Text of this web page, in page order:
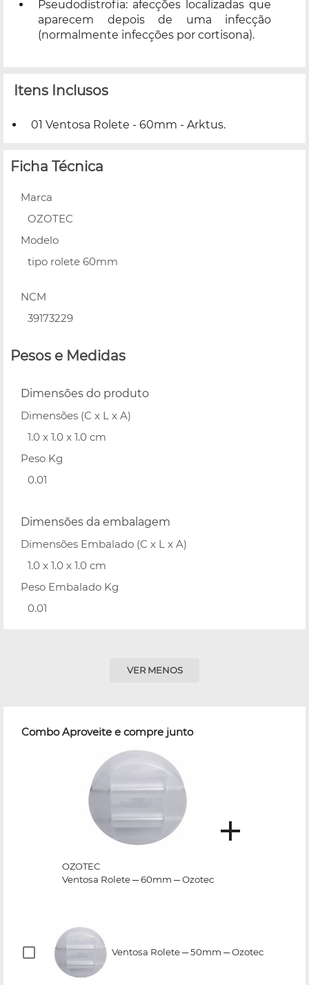
Pseudodistrofia: afecções localizadas que
aparecem depois de uma infecção
(normalmente infecções por cortisona).
Itens Inclusos
01 Ventosa Rolete - 60mm - Arktus.
Ficha Técnica
Marca
OZOTEC
Modelo
tipo rolete 60mm
NCM
39173229
Pesos e Medidas
Dimensões do produto
Dimensões (C x L x A)
1.0 x 1.0 x 1.0 cm
Peso Kg
0.01
Dimensões da embalagem
Dimensões Embalado (C x L x A)
1.0 x 1.0 x 1.0 cm
Peso Embalado Kg
0.01
VER MENOS
Combo Aproveite e compre junto
OZOTEC
Ventosa Rolete ─ 60mm ─ Ozotec
Ventosa Rolete ─ 50mm ─ Ozotec